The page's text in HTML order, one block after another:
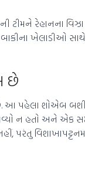
ટીમને રેહાનના
ખેલાડીઓ
છે
છે. આ પહેલા શોએબ
ન હતો અને એક
પરંતુ